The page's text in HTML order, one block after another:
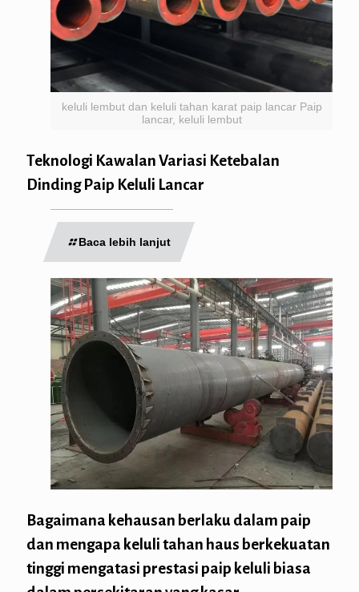
keluli lembut dan keluli tahan karat paip lancar Paip
lancar, keluli lembut
Teknologi Kawalan Variasi Ketebalan
Dinding Paip Keluli Lancar
Baca lebih lanjut
Bagaimana kehausan berlaku dalam paip
dan mengapa keluli tahan haus berkekuatan
tinggi mengatasi prestasi paip keluli biasa